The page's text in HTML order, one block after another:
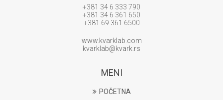
+381 34 6 333 790
+381 34 6 361 650
+381 69 361 6500
www.kvarklab.com
kvarklab@kvark.rs
MENI
POČETNA